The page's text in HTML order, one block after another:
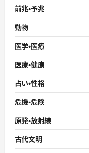
前兆・予兆
動物
医学・医療
医療・健康
占い・性格
危機・危険
原発・放射線
古代文明